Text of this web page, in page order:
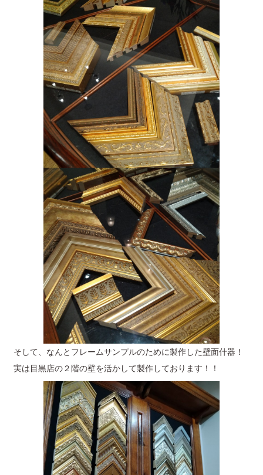
そして、なんとフレームサンプルのために製作した壁面什器！
実は目黒店の２階の壁を活かして製作しております！！